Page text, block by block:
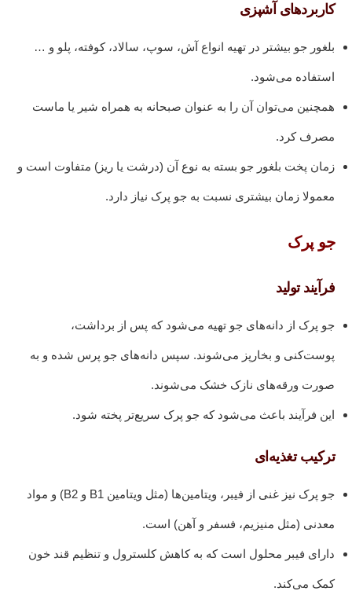
کاربردهای آشپزی
بلغور جو بیشتر در تهیه انواع آش، سوپ، سالاد، کوفته، پلو و …
استفاده می‌شود.
همچنین می‌توان آن را به عنوان صبحانه به همراه شیر یا ماست
مصرف کرد.
زمان پخت بلغور جو بسته به نوع آن (درشت یا ریز) متفاوت است و
معمولا زمان بیشتری نسبت به جو پرک نیاز دارد.
جو پرک
فرآیند تولید
جو پرک از دانه‌های جو تهیه می‌شود که پس از برداشت،
پوست‌کنی و بخارپز می‌شوند. سپس دانه‌های جو پرس شده و به
صورت ورقه‌های نازک خشک می‌شوند.
این فرآیند باعث می‌شود که جو پرک سریع‌تر پخته شود.
ترکیب تغذیه‌ای
جو پرک نیز غنی از فیبر، ویتامین‌ها (مثل ویتامین B1 و B2) و مواد
معدنی (مثل منیزیم، فسفر و آهن) است.
دارای فیبر محلول است که به کاهش کلسترول و تنظیم قند خون
کمک می‌کند.